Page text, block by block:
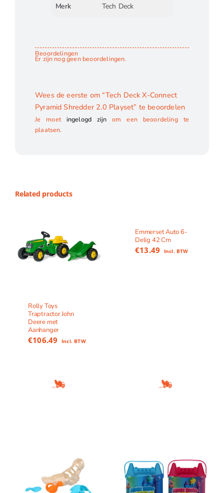
Merk Tech Deck
Beoordelingen
Er zijn nog geen beoordelingen.
Wees de eerste om “Tech Deck X-Connect
Pyramid Shredder 2.0 Playset” te beoordelen
Je moet ingelogd zijn om een beoordeling te
plaatsen.
Related products
Rolly Toys
Traptractor John
Deere met
Aanhanger
€106.49 Incl. BTW
Emmerset Auto 6-
Delig 42 Cm
€13.49 Incl. BTW